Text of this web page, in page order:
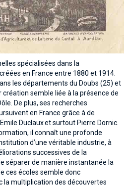
spécialisées dans la
en France entre 1880 et 1914.
les départements du Doubs (25) et
création semble liée à la présence de
De plus, ses recherches
en France grâce à de
Duclaux et surtout Pierre Dornic.
il connaît une profonde
d’une véritable industrie, à
successives de la
séparer de manière instantanée la
ces écoles semble donc
la multiplication des découvertes